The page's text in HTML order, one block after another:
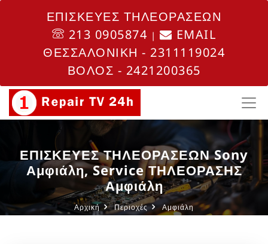
ΕΠΙΣΚΕΥΕΣ ΤΗΛΕΟΡΑΣΕΩΝ
213 0905874 |
EMAIL
ΘΕΣΣΑΛΟΝΙΚΗ - 2311119024
ΒΟΛΟΣ - 2421200365
ΕΠΙΣΚΕΥΕΣ ΤΗΛΕΟΡΑΣΕΩΝ Sony
Αμφιάλη, Service ΤΗΛΕΟΡΑΣΗΣ
Αμφιάλη
Αρχική Περιοχές Αμφιάλη